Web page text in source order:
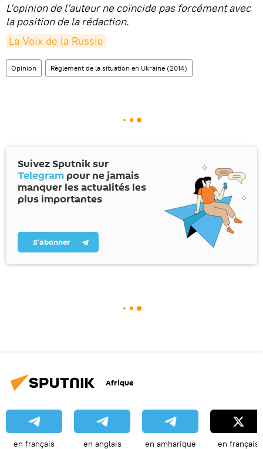
L’opinion de l’auteur ne coïncide pas forcément avec
la position de la rédaction.
La Voix de la Russie
Opinion Règlement de la situation en Ukraine (2014)
Suivez Sputnik sur
Telegram pour ne jamais
manquer les actualités les
plus importantes
S’abonner
Afrique
en français en anglais en amharique en français